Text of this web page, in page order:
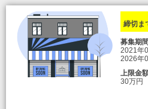
締切ま
募集期間
2021年
2026年
上限金
30万円